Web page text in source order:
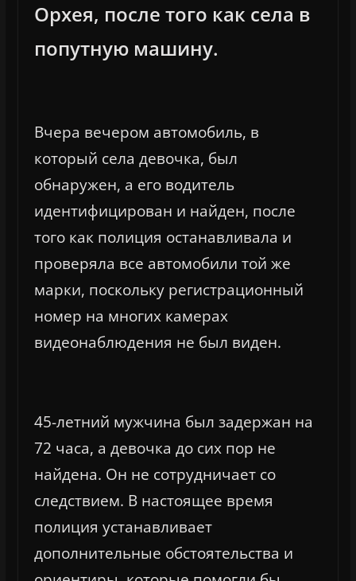
Орхея, после того как села в
попутную машину.
Вчера вечером автомобиль, в
который села девочка, был
обнаружен, а его водитель
идентифицирован и найден, после
того как полиция останавливала и
проверяла все автомобили той же
марки, поскольку регистрационный
номер на многих камерах
видеонаблюдения не был виден.
45-летний мужчина был задержан на
72 часа, а девочка до сих пор не
найдена. Он не сотрудничает со
следствием. В настоящее время
полиция устанавливает
дополнительные обстоятельства и